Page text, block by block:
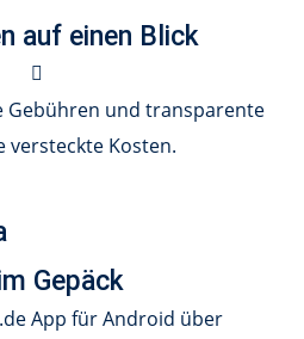
auf einen Blick
Gebühren und transparente
versteckte Kosten.
Gepäck
App für Android über